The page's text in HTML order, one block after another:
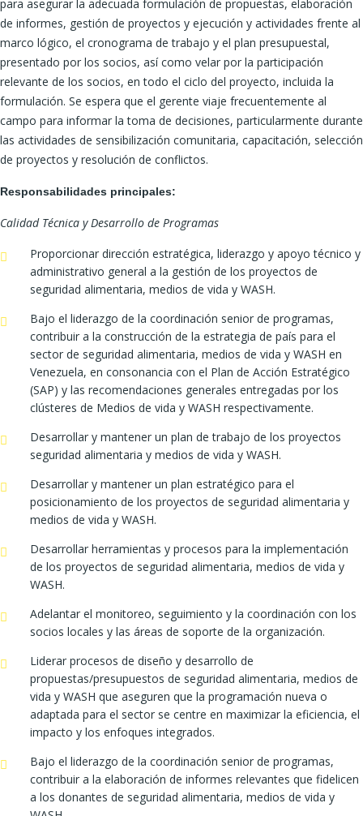
para asegurar la adecuada formulación de propuestas, elaboración
de informes, gestión de proyectos y ejecución y actividades frente al
marco lógico, el cronograma de trabajo y el plan presupuestal,
presentado por los socios, así como velar por la participación
relevante de los socios, en todo el ciclo del proyecto, incluida la
formulación. Se espera que el gerente viaje frecuentemente al
campo para informar la toma de decisiones, particularmente durante
las actividades de sensibilización comunitaria, capacitación, selección
de proyectos y resolución de conflictos.
Responsabilidades principales:
Calidad Técnica y Desarrollo de Programas
Proporcionar dirección estratégica, liderazgo y apoyo técnico y
administrativo general a la gestión de los proyectos de
seguridad alimentaria, medios de vida y WASH.
Bajo el liderazgo de la coordinación senior de programas,
contribuir a la construcción de la estrategia de país para el
sector de seguridad alimentaria, medios de vida y WASH en
Venezuela, en consonancia con el Plan de Acción Estratégico
(SAP) y las recomendaciones generales entregadas por los
clústeres de Medios de vida y WASH respectivamente.
Desarrollar y mantener un plan de trabajo de los proyectos
seguridad alimentaria y medios de vida y WASH.
Desarrollar y mantener un plan estratégico para el
posicionamiento de los proyectos de seguridad alimentaria y
medios de vida y WASH.
Desarrollar herramientas y procesos para la implementación
de los proyectos de seguridad alimentaria, medios de vida y
WASH.
Adelantar el monitoreo, seguimiento y la coordinación con los
socios locales y las áreas de soporte de la organización.
Liderar procesos de diseño y desarrollo de
propuestas/presupuestos de seguridad alimentaria, medios de
vida y WASH que aseguren que la programación nueva o
adaptada para el sector se centre en maximizar la eficiencia, el
impacto y los enfoques integrados.
Bajo el liderazgo de la coordinación senior de programas,
contribuir a la elaboración de informes relevantes que fidelicen
a los donantes de seguridad alimentaria, medios de vida y